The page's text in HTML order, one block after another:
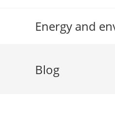
Energy and
Blog